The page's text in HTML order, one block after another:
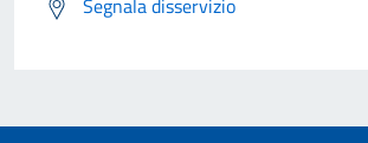
Segnala disservizio